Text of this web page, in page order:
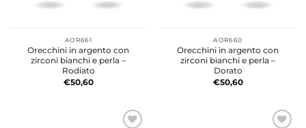
AOR661
Orecchini in argento con
zirconi bianchi e perla –
Rodiato
€50,60
AOR660
Orecchini in argento con
zirconi bianchi e perla –
Dorato
€50,60